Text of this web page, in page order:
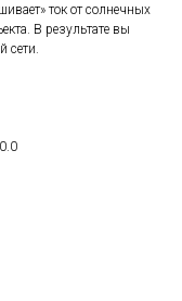
ток от солнечных
В результате вы
сети.